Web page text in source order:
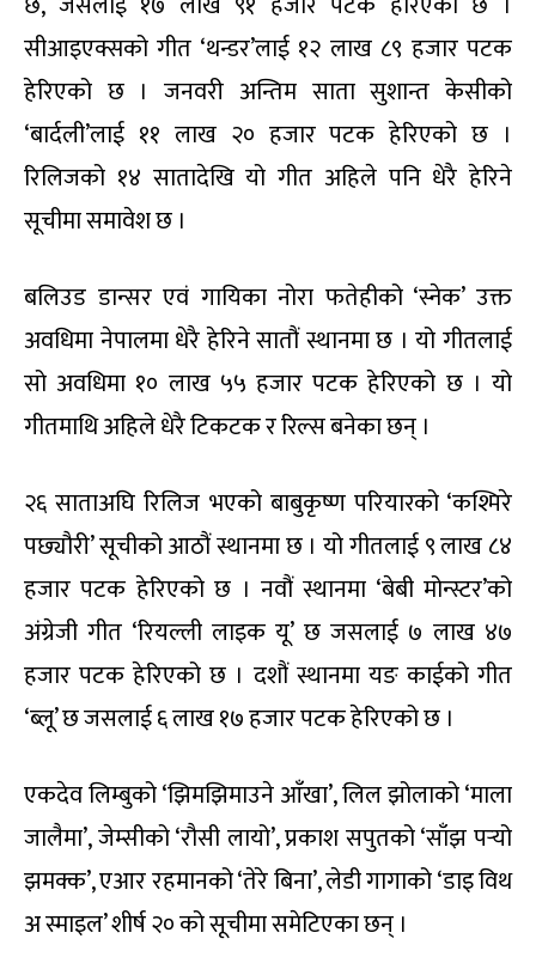
सीआइएक्सको गीत ‘थन्डर’लाई १२ लाख ८९ हजार पटक
हेरिएको छ । जनवरी अन्तिम साता सुशान्त केसीको
‘बार्दली’लाई ११ लाख २० हजार पटक हेरिएको छ ।
रिलिजको १४ सातादेखि यो गीत अहिले पनि धेरै हेरिने
सूचीमा समावेश छ ।
बलिउड डान्सर एवं गायिका नोरा फतेहीको ‘स्नेक’ उक्त
अवधिमा नेपालमा धेरै हेरिने सातौं स्थानमा छ । यो गीतलाई
सो अवधिमा १० लाख ५५ हजार पटक हेरिएको छ । यो
गीतमाथि अहिले धेरै टिकटक र रिल्स बनेका छन् ।
२६ साताअघि रिलिज भएको बाबुकृष्ण परियारको ‘कश्मिरे
पछ्यौरी’ सूचीको आठौं स्थानमा छ । यो गीतलाई ९ लाख ८४
हजार पटक हेरिएको छ । नवौं स्थानमा ‘बेबी मोन्स्टर’को
अंग्रेजी गीत ‘रियल्ली लाइक यू’ छ जसलाई ७ लाख ४७
हजार पटक हेरिएको छ । दशौं स्थानमा यङ काईको गीत
‘ब्लू’ छ जसलाई ६ लाख १७ हजार पटक हेरिएको छ ।
एकदेव लिम्बुको ‘झिमझिमाउने आँखा’, लिल झोलाको ‘माला
जालैमा’, जेम्सीको ‘रौसी लायो’, प्रकाश सपुतको ‘साँझ पर्‍यो
झमक्क’, एआर रहमानको ‘तेरे बिना’, लेडी गागाको ‘डाइ विथ
अ स्माइल’ शीर्ष २० को सूचीमा समेटिएका छन् ।